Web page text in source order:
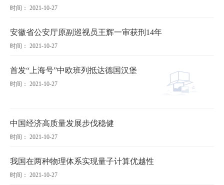
时间： 2021-10-27
安徽省公安厅原副巡视员王辉一审获刑14年
时间： 2021-10-27
首发“上海号”中欧班列抵达德国汉堡
时间： 2021-10-27
中国经济高质量发展步伐稳健
时间： 2021-10-27
我国在两种物理体系实现量子计算优越性
时间： 2021-10-27